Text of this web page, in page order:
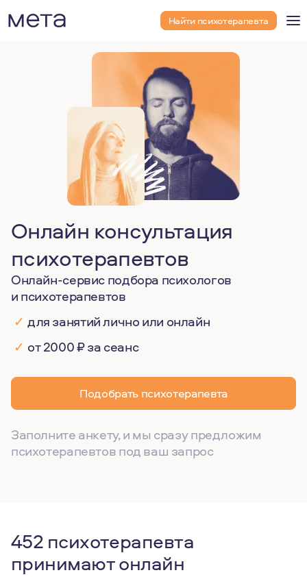
Найти психотерапевта
Онлайн консультация
психотерапевтов
Онлайн-сервис подбора психологов
и психотерапевтов
✓ для занятий лично или онлайн
✓ от 2000 ₽ за сеанс
Подобрать психотерапевта
Заполните анкету, и мы сразу предложим
психотерапевтов под ваш запрос
452 психотерапевта
принимают онлайн